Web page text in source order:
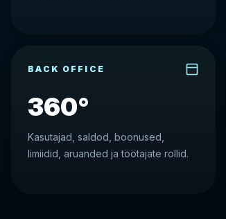
BACK OFFICE
360°
Kasutajad, saldod, boonused,
limiidid, aruanded ja töötajate rollid.